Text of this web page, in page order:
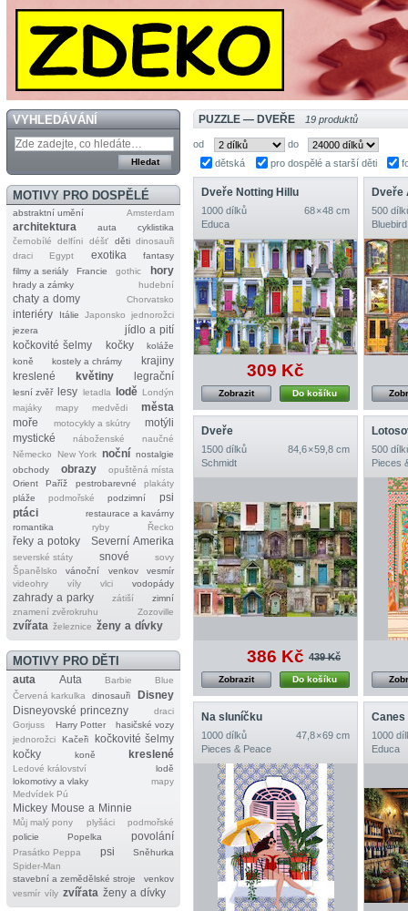
VYHLEDÁVÁNÍ
MOTIVY PRO DOSPĚLÉ
abstraktní umění Amsterdam
architektura auta
cyklistika
černobílé
delfíni déšť děti dinosauři
draci
Egypt exotika
fantasy
filmy a seriály
Francie gothic hory
hrady a zámky hudební
chaty a domy Chorvatsko
interiéry Itálie Japonsko
jednorožci
jezera
jídlo a pití
kočkovité šelmy
kočky
koláže
koně
kostely a chrámy
krajiny
kreslené
květiny legrační
lesní zvěř lesy letadla lodě Londýn
majáky
mapy medvědi
města
moře
motocykly a skútry
motýli
mystické
náboženské
naučné
Německo
New York noční nostalgie
obchody
obrazy
opuštěná místa
Orient
Paříž pestrobarevné
plakáty
pláže
podmořské podzimní
psi
ptáci
restaurace a kavárny
romantika
ryby Řecko
řeky a potoky Severní Amerika
severské státy snové
sovy
Španělsko
vánoční venkov
vesmír
videohry
víly vlci vodopády
zahrady a parky zátiší
zimní
znamení zvěrokruhu
Zozoville
zvířata železnice ženy a dívky
MOTIVY PRO DĚTI
auta Auta Barbie
Blue
Červená karkulka
dinosauři
Disney
Disneyovské princezny
draci
Gorjuss
Harry Potter
hasičské vozy
jednorožci
Kačeři
kočkovité šelmy
kočky
koně kreslené
Ledové království
lodě
lokomotivy a vlaky
mapy
Medvídek Pú
Mickey Mouse a Minnie
Můj malý pony plyšáci
podmořské
policie
Popelka povolání
Prasátko Peppa psi
Sněhurka
Spider‐Man
stavební a zemědělské stroje
venkov
vesmír víly zvířata ženy a dívky
PUZZLE — DVEŘE 19 produktů
od
do
dětská
pro dospělé a starší děti
Dveře Notting Hillu
1000 dílků
68 × 48 cm
Educa
309 Kč
Do košíku
Zobrazit
Dveře
500
Dveře
1500 dílků
84,6 × 59,8 cm
Schmidt
386 Kč 439 Kč
Do košíku
Zobrazit
500
Pieces
Na sluníčku
1000 dílků
47,8 × 69 cm
Pieces & Peace
Canes
1000
Educa